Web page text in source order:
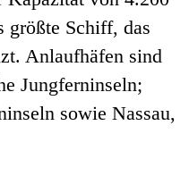
größte Schiff, das
Anlaufhäfen sind
Jungferninseln;
sowie Nassau,